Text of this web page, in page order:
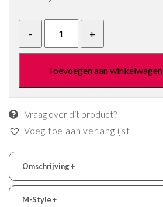
Toevoegen aan winkelwagen
Vraag over dit product?
Voeg toe aan verlanglijst
Omschrijving+
M-Style+